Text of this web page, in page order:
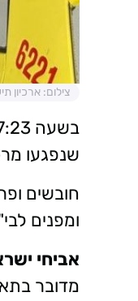
צילום: ארכיון
שנפגעו
חובשים
ומפנים לבי"ח וולפסון,
אביחי
מדובר